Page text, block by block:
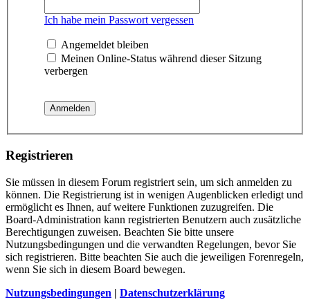
Ich habe mein Passwort vergessen
Angemeldet bleiben
Meinen Online-Status während dieser Sitzung
verbergen
Registrieren
Sie müssen in diesem Forum registriert sein, um sich anmelden zu
können. Die Registrierung ist in wenigen Augenblicken erledigt und
ermöglicht es Ihnen, auf weitere Funktionen zuzugreifen. Die
Board-Administration kann registrierten Benutzern auch zusätzliche
Berechtigungen zuweisen. Beachten Sie bitte unsere
Nutzungsbedingungen und die verwandten Regelungen, bevor Sie
sich registrieren. Bitte beachten Sie auch die jeweiligen Forenregeln,
wenn Sie sich in diesem Board bewegen.
Nutzungsbedingungen | Datenschutzerklärung